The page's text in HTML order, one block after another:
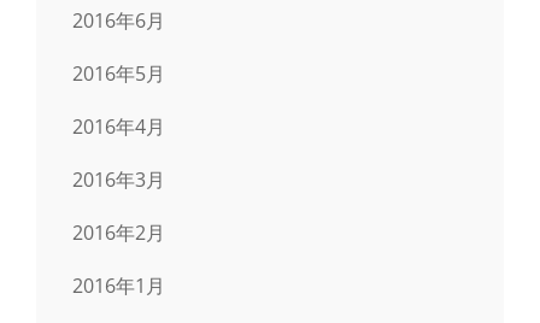
2016年6月
2016年5月
2016年4月
2016年3月
2016年2月
2016年1月